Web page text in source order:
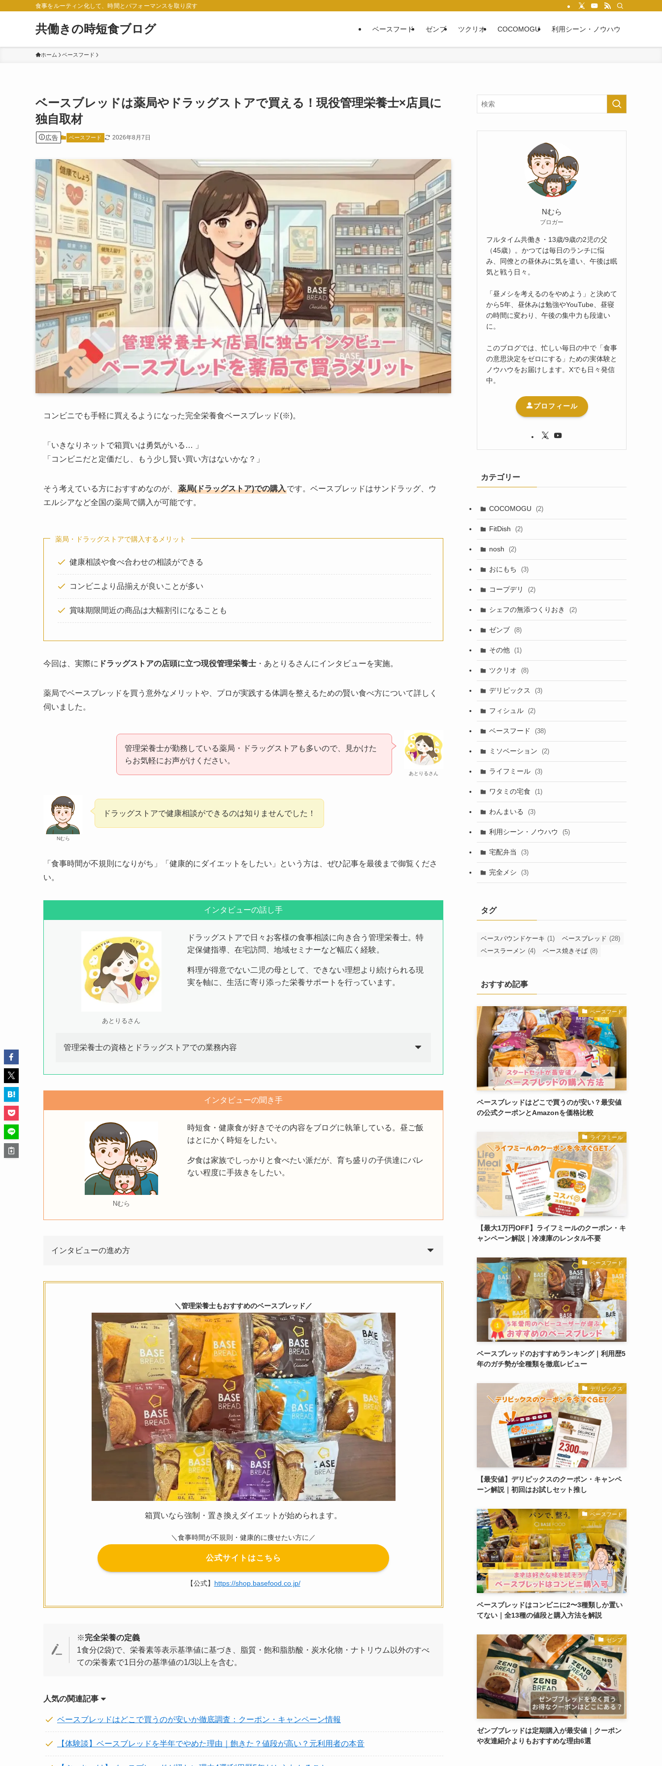
食事をルーティン化して、時間とパフォーマンスを取り戻す
共働きの時短食ブログ ベースフード ゼンブ ツクリオ COCOMOGU 利用シーン・ノウハウ
ホーム ベースフード
ベースブレッドは薬局やドラッグストアで買える！現役管理栄養士×店員に
独自取材
広告 ベースフード 2026年8月7日
コンビニでも手軽に買えるようになった完全栄養食ベースブレッド(※)。
「いきなりネットで箱買いは勇気がいる… 」
「コンビニだと定価だし、もう少し賢い買い方はないかな？」
そう考えている方におすすめなのが、 薬局(ドラッグストア)での購入です。ベースブレッドはサンドラッグ、ウ
エルシアなど全国の薬局で購入が可能です。
薬局・ドラッグストアで購入するメリット
健康相談や食べ合わせの相談ができる
コンビニより品揃えが良いことが多い
賞味期限間近の商品は大幅割引になることも
今回は、実際に ドラッグストアの店頭に立つ現役管理栄養士 ・あとりるさんにインタビューを実施。
薬局でベースブレッドを買う意外なメリットや、プロが実践する体調を整えるための賢い食べ方について詳しく
伺いました。
あとりるさん
管理栄養士が勤務している薬局・ドラッグストアも多いので、見かけた
らお気軽にお声がけください。
Nむら
ドラッグストアで健康相談ができるのは知りませんでした！
「食事時間が不規則になりがち」「健康的にダイエットをしたい」という方は、ぜひ記事を最後まで御覧くださ
い。
インタビューの話し手
あとりるさん
ドラッグストアで日々お客様の食事相談に向き合う管理栄養士。特
定保健指導、在宅訪問、地域セミナーなど幅広く経験。
料理が得意でない二児の母として、できない理想より続けられる現
実を軸に、生活に寄り添った栄養サポートを行っています。
管理栄養士の資格とドラッグストアでの業務内容
インタビューの聞き手
Nむら
時短食・健康食が好きでその内容をブログに執筆している。昼ご飯
はとにかく時短をしたい。
夕食は家族でしっかりと食べたい派だが、育ち盛りの子供達にバレ
ない程度に手抜きをしたい。
インタビューの進め方
＼管理栄養士もおすすめのベースブレッド／
箱買いなら強制・置き換えダイエットが始められます。
＼食事時間が不規則・健康的に痩せたい方に／
公式サイトはこちら
【公式】 https://shop.basefood.co.jp/
※完全栄養の定義
1食分(2袋)で、栄養素等表示基準値に基づき、脂質・飽和脂肪酸・炭水化物・ナトリウム以外のすべ
ての栄養素で1日分の基準値の1/3以上を含む。
人気の関連記事
ベースブレッドはどこで買うのが安いか徹底調査：クーポン・キャンペーン情報
【体験談】ベースブレッドを半年でやめた理由｜飽きた？値段が高い？元利用者の本音
Nむら
ブロガー
フルタイム共働き・13歳/9歳の2児の父
（45歳）。かつては毎日のランチに悩
み、同僚との昼休みに気を遣い、午後は眠
気と戦う日々。
「昼メシを考えるのをやめよう」と決めて
から5年、昼休みは勉強やYouTube、昼寝
の時間に変わり、午後の集中力も段違い
に。
このブログでは、忙しい毎日の中で「食事
の意思決定をゼロにする」ための実体験と
ノウハウをお届けします。Xでも日々発信
中。
プロフィール
カテゴリー
COCOMOGU (2)
FitDish (2)
nosh (2)
おにもち (3)
コープデリ (2)
シェフの無添つくりおき (2)
ゼンブ (8)
その他 (1)
ツクリオ (8)
デリピックス (3)
フィシュル (2)
ベースフード (38)
ミソベーション (2)
ライフミール (3)
ワタミの宅食 (1)
わんまいる (3)
利用シーン・ノウハウ (5)
宅配弁当 (3)
完全メシ (3)
タグ
ベースパウンドケーキ (1) ベースブレッド (28)
ベースラーメン (4) ベース焼きそば (8)
おすすめ記事
ベースフード
ベースブレッドはどこで買うのが安い？最安値
の公式クーポンとAmazonを価格比較
ライフミール
【最大1万円OFF】ライフミールのクーポン・キ
ャンペーン解説｜冷凍庫のレンタル不要
ベースフード
ベースブレッドのおすすめランキング｜利用歴5
年のガチ勢が全種類を徹底レビュー
デリピックス
【最安値】デリピックスのクーポン・キャンペ
ーン解説｜初回はお試しセット推し
ベースフード
ベースブレッドはコンビニに2〜3種類しか置い
てない｜全13種の値段と購入方法を解説
ゼンブ
ゼンブブレッドは定期購入が最安値｜クーポン
や友達紹介よりもおすすめな理由6選